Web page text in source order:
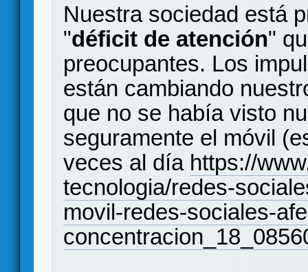
Nuestra sociedad está
"déficit de atención"
preocupantes. Los
están cambiando
que no se había visto
seguramente el móvil
veces al día https://
tecnologia/redes-
movil-redes-sociales-